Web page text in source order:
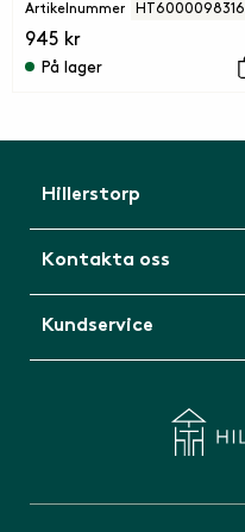
Artikelnummer HT6000098316
945 kr
På lager
Hillerstorp
Kontakta oss
Kundservice